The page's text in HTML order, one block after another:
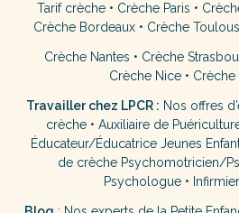
Tarif crèche • Crèche Paris •
Crèche Bordeaux• Crèche
Crèche Nantes • Crèche
Crèche Nice • Crèche
Travailler chez LPCR : Nos offres
crèche• Auxiliaire de
Éducateur/Éducatrice Jeunes
de crèche Psychomotricien/
Psychologue •